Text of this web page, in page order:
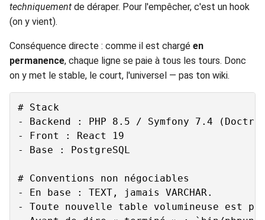
techniquement de déraper. Pour l'empêcher, c'est un hook
(on y vient).
Conséquence directe : comme il est chargé en
permanence, chaque ligne se paie à tous les tours. Donc
on y met le stable, le court, l'universel — pas ton wiki.
# Stack
- Backend : PHP 8.5 / Symfony 7.4
- Front : React 19
- Base : PostgreSQL
# Conventions non négociables
- En base : TEXT, jamais VARCHAR.
- Toute nouvelle table volumineuse est